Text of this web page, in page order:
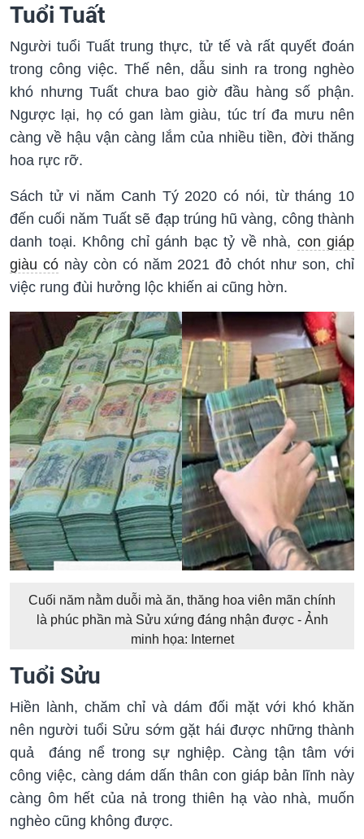
Tuổi Tuất
Người tuổi Tuất trung thực, tử tế và rất quyết đoán
trong công việc. Thế nên, dẫu sinh ra trong nghèo
khó nhưng Tuất chưa bao giờ đầu hàng số phận.
Ngược lại, họ có gan làm giàu, túc trí đa mưu nên
càng về hậu vận càng lắm của nhiều tiền, đời thăng
hoa rực rỡ.
Sách tử vi năm Canh Tý 2020 có nói, từ tháng 10
đến cuối năm Tuất sẽ đạp trúng hũ vàng, công thành
danh toại. Không chỉ gánh bạc tỷ về nhà, con giáp
giàu cónày còn có năm 2021 đỏ chót như son, chỉ
việc rung đùi hưởng lộc khiến ai cũng hờn.
Cuối năm nằm duỗi mà ăn, thăng hoa viên mãn chính
là phúc phần mà Sửu xứng đáng nhận được - Ảnh
minh họa: Internet
Tuổi Sửu
Hiền lành, chăm chỉ và dám đối mặt với khó khăn
nên người tuổi Sửu sớm gặt hái được những thành
quả đáng nể trong sự nghiệp. Càng tận tâm với
công việc, càng dám dấn thân con giáp bản lĩnh này
càng ôm hết của nả trong thiên hạ vào nhà, muốn
nghèo cũng không được.